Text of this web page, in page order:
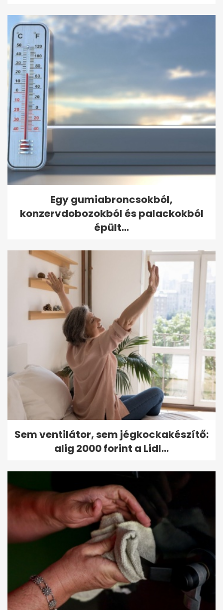
Egy gumiabroncsokból,
konzervdobozokból és palackokból
épült...
Sem ventilátor, sem jégkockakészítő:
alig 2000 forint a Lidl...